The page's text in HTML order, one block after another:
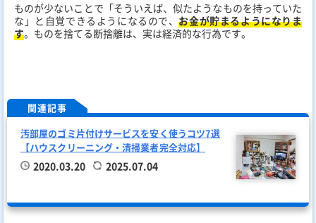
ものが少ないことで「そういえば、似たようなものを持っていた
な」と自覚できるようになるので、お金が貯まるようになりま
す。ものを捨てる断捨離は、実は経済的な行為です。
関連記事
汚部屋のゴミ片付けサービスを安く使うコツ7選
【ハウスクリーニング・清掃業者完全対応】
2020.03.20 2025.07.04